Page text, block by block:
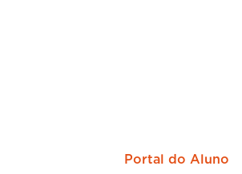
Portal do Aluno